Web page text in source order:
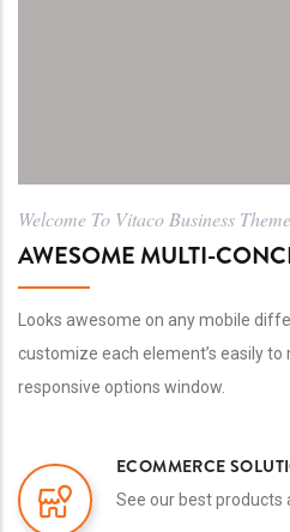
Welcome To Vitaco Business Theme
AWESOME MULTI-
Looks awesome on any mobile
customize each element’s easily
responsive options window.
ECOMMERCE
See our best products